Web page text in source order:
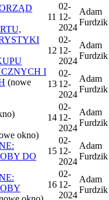
I
(nowe
okno)
DO
11
02-
12-
2024
Adam
Furdzik
12
02-
12-
2024
Adam
Furdzik
13
02-
12-
2024
Adam
Furdzik
14
02-
12-
2024
Adam
Furdzik
15
02-
12-
2024
Adam
Furdzik
16
02-
12-
2024
Adam
Furdzik